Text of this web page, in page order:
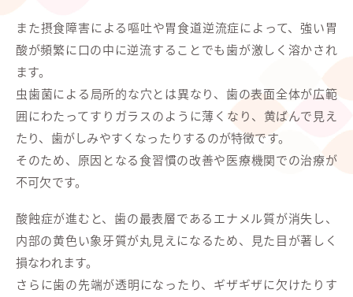
また摂食障害による嘔吐や胃食道逆流症によって、強い胃
酸が頻繁に口の中に逆流することでも歯が激しく溶かされ
ます。
虫歯菌による局所的な穴とは異なり、歯の表面全体が広範
囲にわたってすりガラスのように薄くなり、黄ばんで見え
たり、歯がしみやすくなったりするのが特徴です。
そのため、原因となる食習慣の改善や医療機関での治療が
不可欠です。
酸蝕症が進むと、歯の最表層であるエナメル質が消失し、
内部の黄色い象牙質が丸見えになるため、見た目が著しく
損なわれます。
さらに歯の先端が透明になったり、ギザギザに欠けたりす